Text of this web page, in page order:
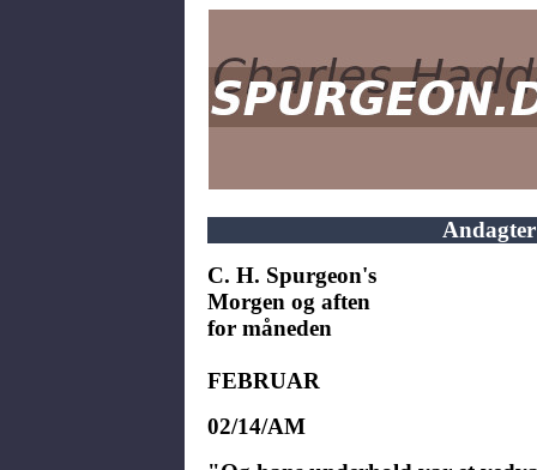
Andagter
C. H. Spurgeon's
Morgen og aften
for måneden
FEBRUAR
02/14/AM